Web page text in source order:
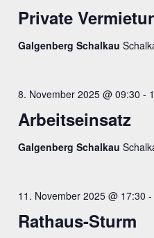
Private
Galgenberg Schalkau
Arbeitseinsatz
8. November 2025 @ 09:30 -
Galgenberg Schalkau
Rathaus-Sturm
11. November 2025 @ 17:30 -